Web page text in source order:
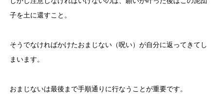
子を土に還すこと。
そうでなければかけたおまじない（呪い）が自分に返ってきてし
まいます。
おまじないは最後まで手順通りに行なうことが重要です。